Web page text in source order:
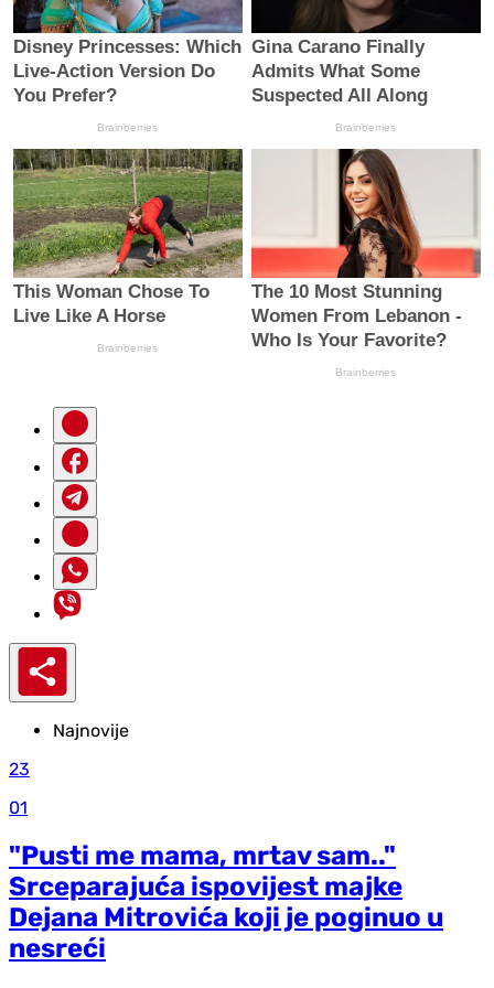
Najnovije
23
01
"Pusti me mama, mrtav sam.."
Srceparajuća ispovijest majke
Dejana Mitrovića koji je poginuo u
nesreći